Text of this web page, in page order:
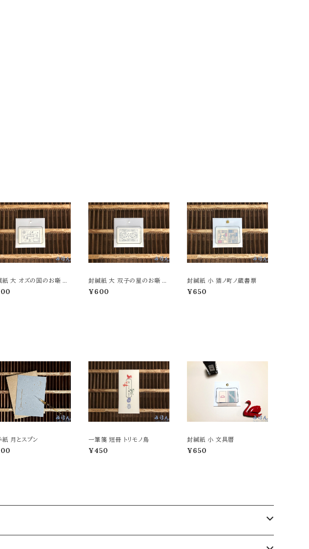
紙 大 オズの国のお噺 モ
ーム
封緘紙 大 双子の星のお噺 モ
ノクローム
¥600
封緘紙 小 猫ノ町ノ蔵書票
¥650
紙 月とスプン 一筆箋 短冊 トリモノ鳥
¥450
封緘紙 小 文具暦
¥650